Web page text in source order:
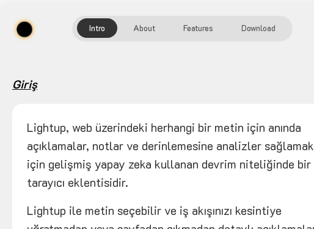
Intro About Features Download
Giriş
Lightup, web üzerindeki herhangi bir metin için anında
açıklamalar, notlar ve derinlemesine analizler sağlamak
için gelişmiş yapay zeka kullanan devrim niteliğinde bir
tarayıcı eklentisidir.
Lightup ile metin seçebilir ve iş akışınızı kesintiye